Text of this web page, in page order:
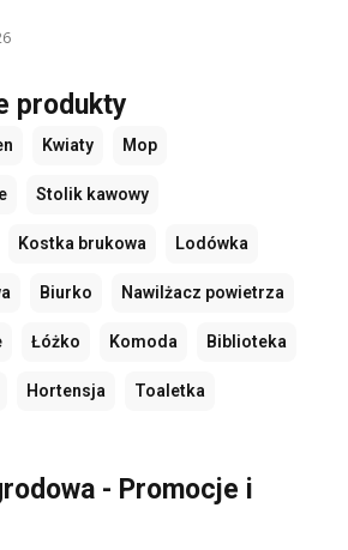
produkty
Kwiaty Mop
Stolik kawowy
Kostka brukowa Lodówka
Biurko Nawilżacz powietrza
Łóżko Komoda Biblioteka
Hortensja Toaletka
- Promocje i